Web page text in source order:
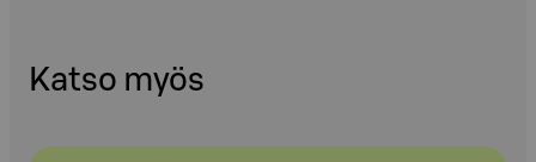
Katso myös